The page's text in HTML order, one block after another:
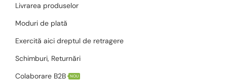
Livrarea produselor
Moduri de plată
Exercită aici dreptul de retragere
Schimburi, Returnări
Colaborare B2B
NOU